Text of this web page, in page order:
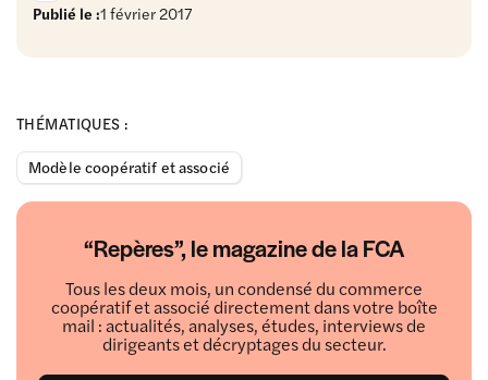
Publié le :1 février 2017
THÉMATIQUES :
Modèle coopératif et associé
“Repères”, le magazine de la FCA
Tous les deux mois, un condensé du commerce
coopératif et associé directement dans votre boîte
mail : actualités, analyses, études, interviews de
dirigeants et décryptages du secteur.